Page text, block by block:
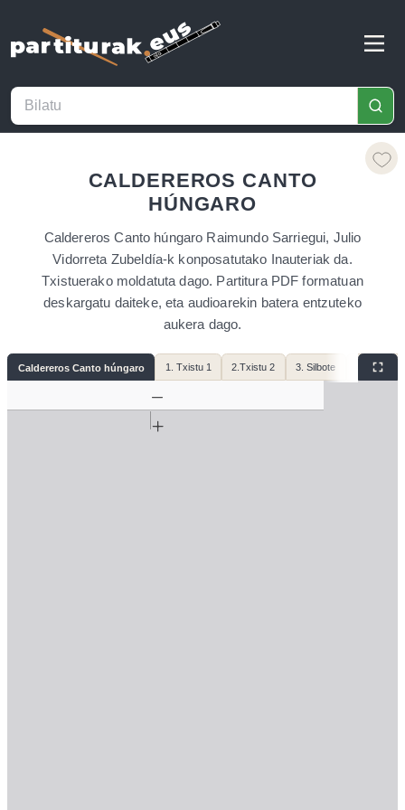
CALDEREROS CANTO
HÚNGARO
Caldereros Canto húngaro Raimundo Sarriegui, Julio
Vidorreta Zubeldía-k konposatutako Inauteriak da.
Txistuerako moldatuta dago. Partitura PDF formatuan
deskargatu daiteke, eta audioarekin batera entzuteko
aukera dago.
Caldereros Canto húngaro 1. Txistu 1 2.Txistu 2 3. Silbote 4.